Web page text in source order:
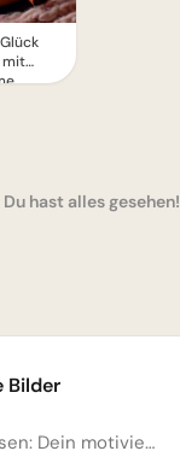
mit
hast alles gesehen!
Bilder
Fragen führt zu Wissen: Dein motivierender Spruch für TikTok!